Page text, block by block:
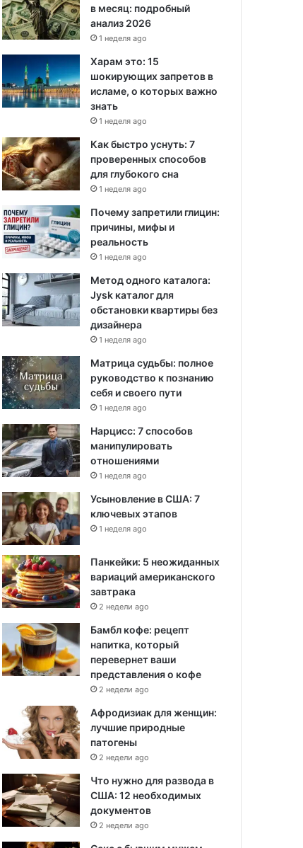
в месяц: подробный
анализ 2026
1 неделя ago
Харам это: 15
шокирующих запретов в
исламе, о которых важно
знать
1 неделя ago
Как быстро уснуть: 7
проверенных способов
для глубокого сна
1 неделя ago
Почему запретили глицин:
причины, мифы и
реальность
1 неделя ago
Метод одного каталога:
Jysk каталог для
обстановки квартиры без
дизайнера
1 неделя ago
Матрица судьбы: полное
руководство к познанию
себя и своего пути
1 неделя ago
Нарцисс: 7 способов
манипулировать
отношениями
1 неделя ago
Усыновление в США: 7
ключевых этапов
1 неделя ago
Панкейки: 5 неожиданных
вариаций американского
завтрака
2 недели ago
Бамбл кофе: рецепт
напитка, который
перевернет ваши
представления о кофе
2 недели ago
Афродизиак для женщин:
лучшие природные
патогены
2 недели ago
Что нужно для развода в
США: 12 необходимых
документов
2 недели ago